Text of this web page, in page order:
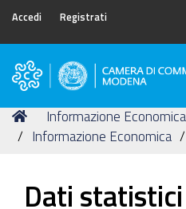
Accedi Registrati
Camera
Commercio
di
Tu
sei
Home
Informazione Economica
Informazione Economica
Dati statistici